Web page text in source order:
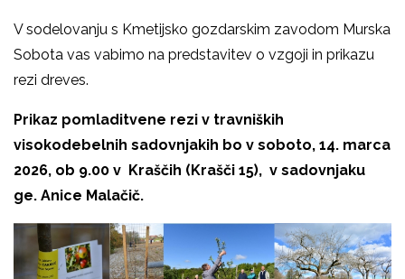
V sodelovanju s Kmetijsko gozdarskim zavodom Murska
Sobota vas vabimo na predstavitev o vzgoji in prikazu
rezi dreves.
Prikaz pomladitvene rezi v travniških
visokodebelnih sadovnjakih bo v soboto, 14. marca
2026, ob 9.00 v Kraščih (Krašči 15), v sadovnjaku
ge. Anice Malačič.